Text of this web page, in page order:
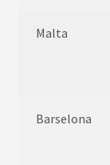
Malta
Barselona